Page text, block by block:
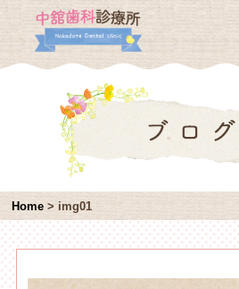
Home > img01